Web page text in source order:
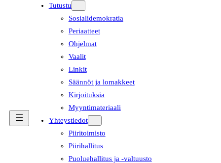
Tutustu
Sosialidemokratia
Periaatteet
Ohjelmat
Vaalit
Linkit
Säännöt ja lomakkeet
Kirjoituksia
Myyntimateriaali
Yhteystiedot
Piiritoimisto
Piirihallitus
Puoluehallitus ja -valtuusto